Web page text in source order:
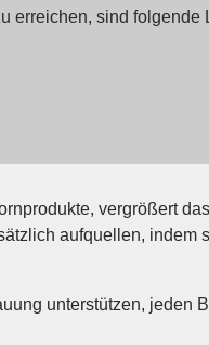
erreichen, sind folgende
vergrößert
auf­quellen, indem
unterstützen, jeden